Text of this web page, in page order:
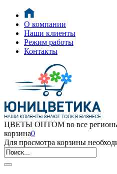
О компании
Наши клиенты
Режим работы
Контакты
ЦВЕТЫ ОПТОМ во все
корзина0
Для просмотра корзины